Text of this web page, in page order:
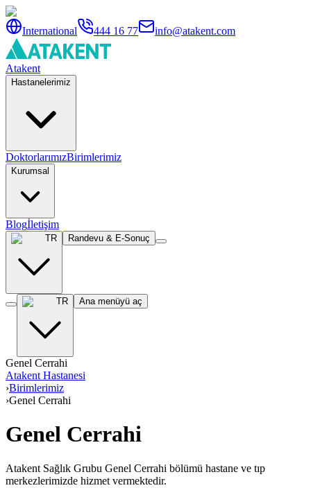
International 444 16 77 info@atakent.com
Atakent
Hastanelerimiz
DoktorlarımızBirimlerimiz
Kurumsal
Blogİletişim
TR Randevu & E-Sonuç
TR Ana menüyü aç
Genel Cerrahi
Atakent Hastanesi
›Birimlerimiz
›Genel Cerrahi
Genel Cerrahi
Atakent Sağlık Grubu Genel Cerrahi bölümü hastane ve tıp
merkezlerimizde hizmet vermektedir.